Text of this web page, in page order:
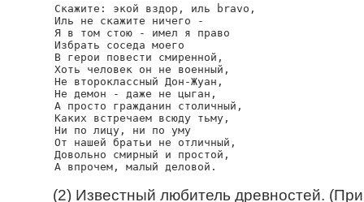
Скажите: экой вздор, иль bravo,
Иль не скажите ничего -
Я в том стою - имел я право
Избрать соседа моего
В герои повести смиренной,
Хоть человек он не военный,
Не второклассный Дон-Жуан,
Не демон - даже не цыган,
А просто гражданин столичный,
Каких встречаем всюду тьму,
Ни по лицу, ни по уму
От нашей братьи не отличный,
Довольно смирный и простой,
А впрочем, малый деловой.
(2) Известный любитель древностей.